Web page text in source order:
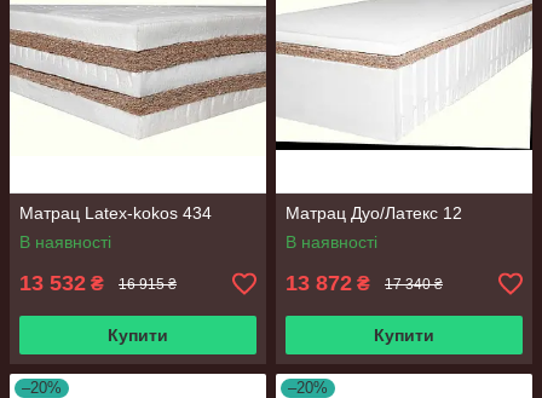
Матрац Latex-kokos 434
В наявності
13 532 ₴ 16 915 ₴
Купити
Матрац Дуо/Латекс 12
В наявності
13 872 ₴ 17 340 ₴
Купити
–20% –20%